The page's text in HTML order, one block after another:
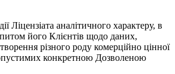
Ліцензіата аналітичного характеру, в
його Клієнтів щодо даних,
різного роду комерційно цінної
конкретною Дозволеною